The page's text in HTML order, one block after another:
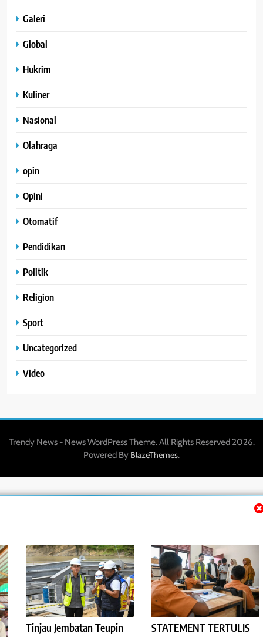
Tinjau Jembatan Teupin
STATEMENT TERTULIS
Galeri
Global
Hukrim
Kuliner
Nasional
Olahraga
opin
Opini
Otomatif
Pendidikan
Politik
Religion
Sport
Uncategorized
Video
Trendy News - News WordPress Theme. All Rights Reserved 2026.
Powered By BlazeThemes.